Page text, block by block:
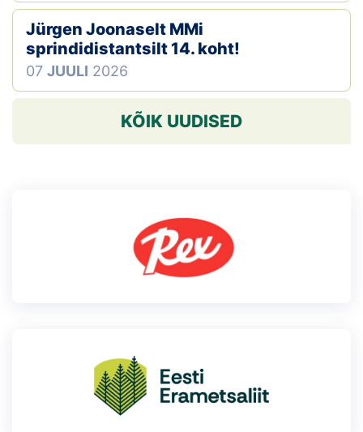
Jürgen Joonaselt MMi
sprindidistantsilt 14. koht!
07 JUULI 2026
KÕIK UUDISED